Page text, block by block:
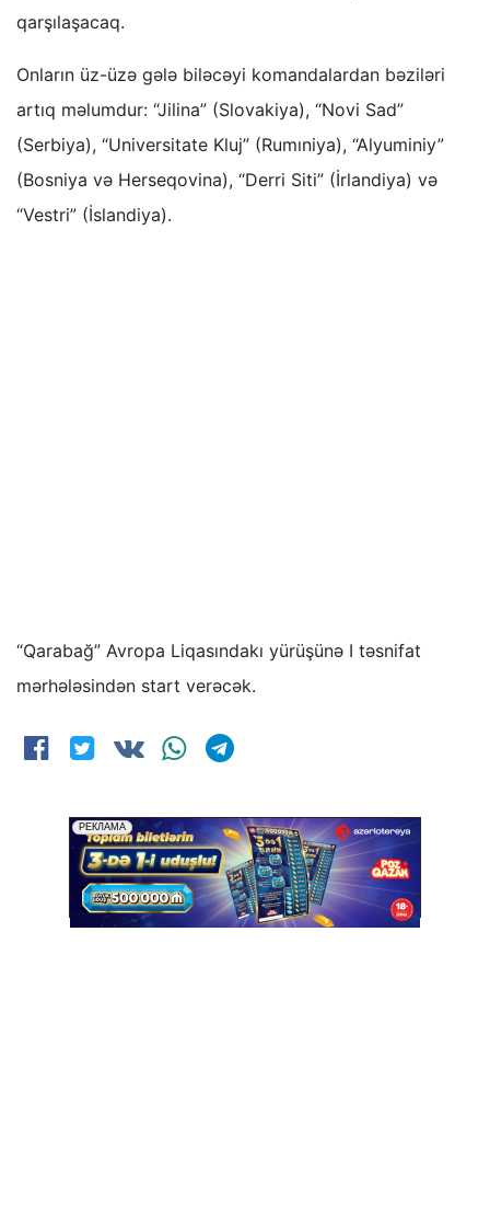
qarşılaşacaq.
Onların üz-üzə gələ biləcəyi komandalardan bəziləri
artıq məlumdur: “Jilina” (Slovakiya), “Novi Sad”
(Serbiya), “Universitate Kluj” (Rumıniya), “Alyuminiy”
(Bosniya və Herseqovina), “Derri Siti” (İrlandiya) və
“Vestri” (İslandiya).
“Qarabağ” Avropa Liqasındakı yürüşünə I təsnifat
mərhələsindən start verəcək.